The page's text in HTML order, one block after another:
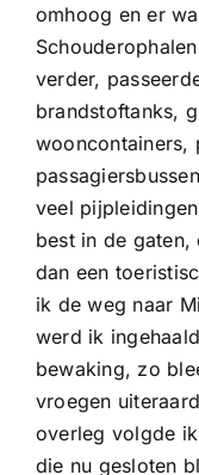
omhoog en er
verder,
brandstoftanks,
wooncontainers,
veel
best in de gaten,
dan een
ik de weg naar
werd ik
bewaking, zo
vroegen
overleg volgde
die nu gesloten